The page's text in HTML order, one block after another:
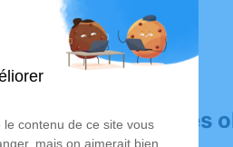
Déroulé des